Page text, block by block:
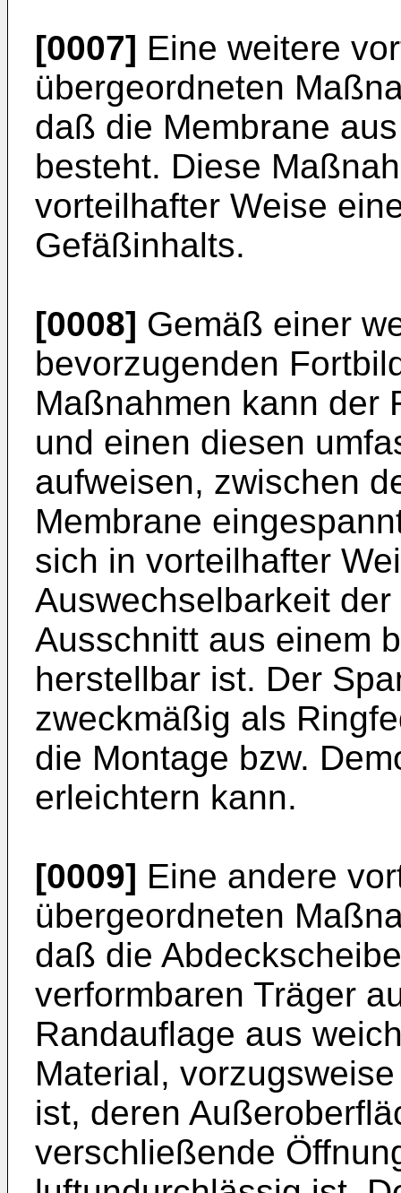
[0007] Eine weitere
übergeordneten
daß die Membrane
besteht. Diese
vorteilhafter Weise
Gefäßinhalts.
[0008] Gemäß einer
bevorzugenden
Maßnahmen kann der
und einen diesen
aufweisen, zwischen
Membrane
sich in vorteilhafter
Auswechselbarkeit
Ausschnitt aus einem
herstellbar ist. Der
zweckmäßig als
die Montage bzw.
erleichtern kann.
[0009] Eine andere
übergeordneten
daß die
verformbaren Träger
Randauflage aus
Material,
ist, deren
verschließende